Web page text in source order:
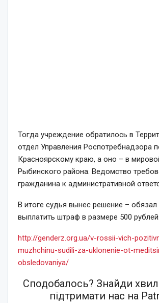
Тогда учреждение обратилось в
отдел Управления Роспотребнадзора
Красноярскому краю, а оно – в
Рыбинского района. Ведомство
гражданина к административной
В итоге судья вынес решение – обязал
выплатить штраф в размере 500 рублей.
http://genderz.org.ua/v-rossii-vich-
muzhchinu-sudili-za-uklonenie-ot-
obsledovaniya/
Сподобалось? Знайди
підтримати нас на